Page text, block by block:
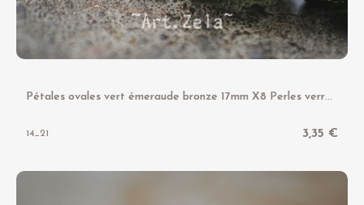
P
étales ovales vert émeraude bronze 17mm X8 Perles verre tchèque
14_21 3,35 €